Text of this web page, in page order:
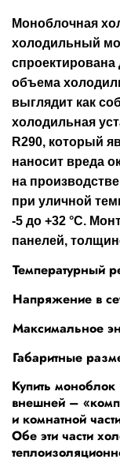
Моноблочная
холодильный
спроектирована
объема
выглядит как
холодильная
R290, который
наносит вреда
на
при уличной
-5 до +32 °С.
панелей,
Температурный
Напряжение в
Максимальное
Габаритные
Купить моноблок
внешней –
и комнатной
Обе эти части